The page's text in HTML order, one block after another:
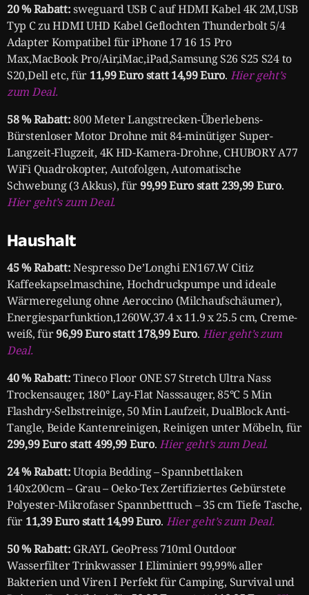
20 % Rabatt:sweguard USB C auf HDMI Kabel 4K 2M,USB
Typ C zu HDMI UHD Kabel Geflochten Thunderbolt 5/4
Adapter Kompatibel für iPhone 17 16 15 Pro
Max,MacBook Pro/Air,iMac,iPad,Samsung S26 S25 S24 to
S20,Dell etc, für 11,99 Euro statt 14,99 Euro. Hier geht’s
zum Deal.
58 % Rabatt:800 Meter Langstrecken-Überlebens-
Bürstenloser Motor Drohne mit 84-minütiger Super-
Langzeit-Flugzeit, 4K HD-Kamera-Drohne, CHUBORY A77
WiFi Quadrokopter, Autofolgen, Automatische
Schwebung (3 Akkus), für99,99 Euro statt 239,99 Euro.
Hier geht’s zum Deal.
Haushalt
45 % Rabatt:Nespresso De’Longhi EN167.W Citiz
Kaffeekapselmaschine, Hochdruckpumpe und ideale
Wärmeregelung ohne Aeroccino (Milchaufschäumer),
Energiesparfunktion,1260W,37.4 x 11.9 x 25.5 cm, Creme-
weiß, für96,99 Euro statt 178,99 Euro. Hier geht’s zum
Deal.
40 % Rabatt:Tineco Floor ONE S7 Stretch Ultra Nass
Trockensauger, 180° Lay-Flat Nasssauger, 85°C 5 Min
Flashdry-Selbstreinige, 50 Min Laufzeit, DualBlock Anti-
Tangle, Beide Kantenreinigen, Reinigen unter Möbeln, für
299,99 Euro statt 499,99 Euro.Hier geht’s zum Deal.
24 % Rabatt:Utopia Bedding – Spannbettlaken
140x200cm – Grau – Oeko-Tex Zertifiziertes Gebürstete
Polyester-Mikrofaser Spannbetttuch – 35 cm Tiefe Tasche,
für 11,39 Euro statt 14,99 Euro. Hier geht’s zum Deal.
50 % Rabatt: GRAYL GeoPress 710ml Outdoor
Wasserfilter Trinkwasser I Eliminiert 99,99% aller
Bakterien und Viren I Perfekt für Camping, Survival und